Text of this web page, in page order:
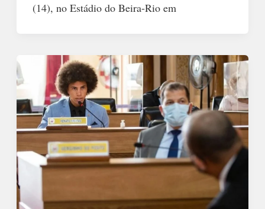
(14), no Estádio do Beira-Rio em